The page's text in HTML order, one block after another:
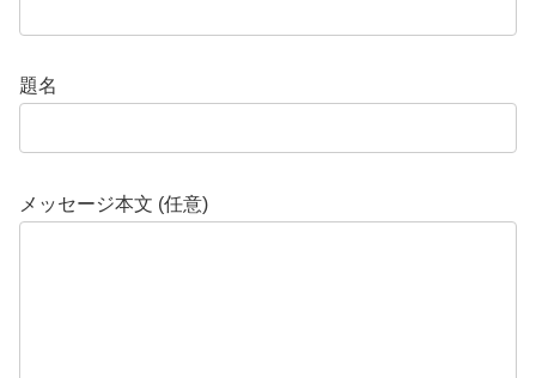
題名
メッセージ本文 (任意)